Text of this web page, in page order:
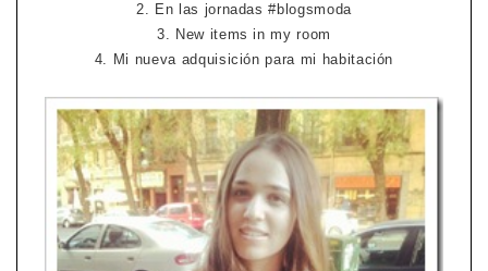
2. En las jornadas #blogsmoda
3. New items in my room
4. Mi nueva adquisición para mi habitación